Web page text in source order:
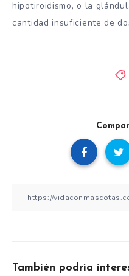
hipotiroidismo, o la
cantidad insuficiente de
También podría